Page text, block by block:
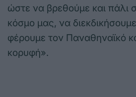
ώστε να βρεθούμε και πάλι
κόσμο μας, να
φέρουμε τον Παναθηναϊκό
κορυφή».